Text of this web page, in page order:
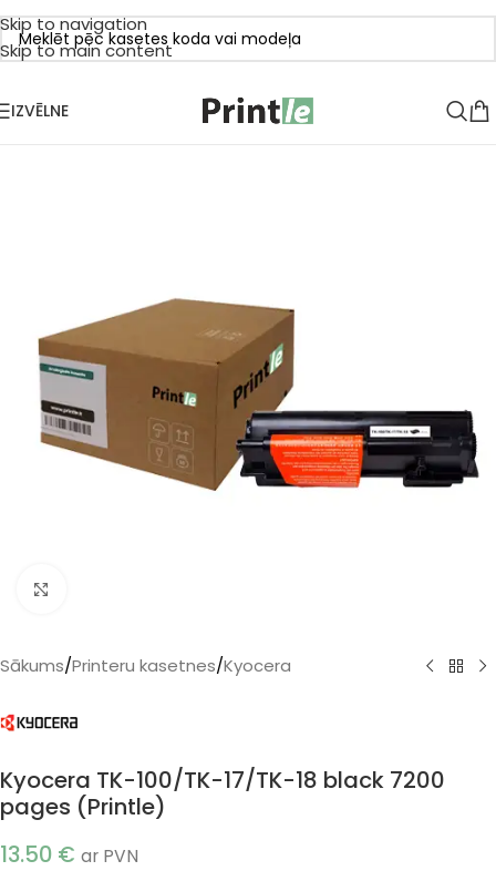
Skip to navigation
Skip to main content
IZVĒLNE
Sākums/Printeru kasetnes/Kyocera
Kyocera TK-100/TK-17/TK-18 black 7200
pages (Printle)
13.50 € ar PVN